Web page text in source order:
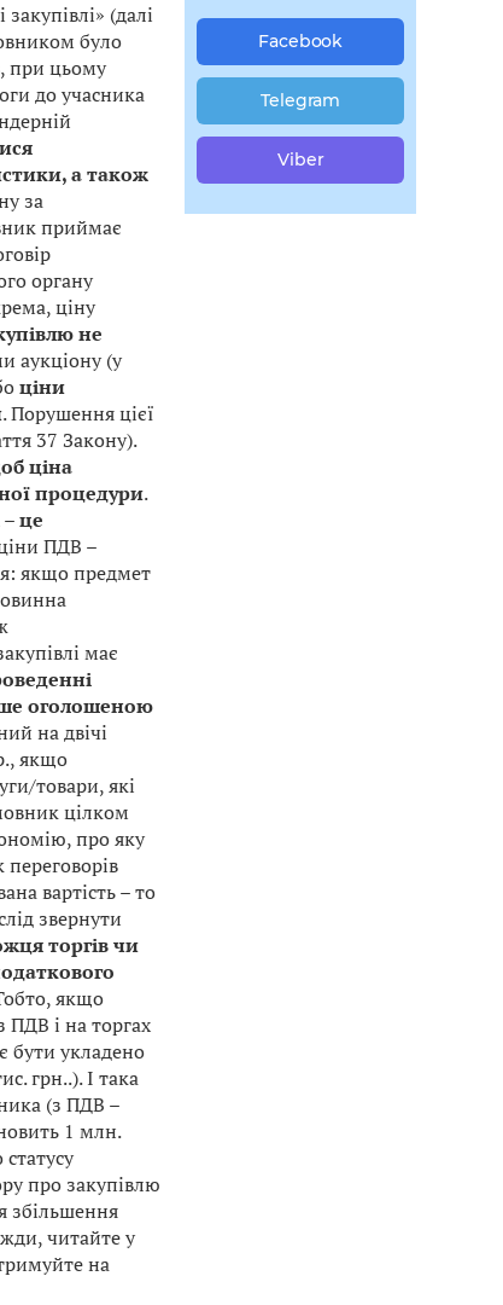
(далі
було
при цьому
до учасника
а також
за
приймає
органу
ціну
не
аукціону (у
ціни
. Порушення цієї
37 Закону).
ціна
процедури.
це
ПДВ –
якщо предмет
має
оголошеною
на двічі
якщо
товари, які
цілком
про яку
вартість – то
звернути
торгів чи
якщо
ПДВ і на торгах
бути укладено
грн..). І така
(з ПДВ –
1 млн.
про закупівлю
збільшення
читайте у
на
Facebook
Telegram
Viber